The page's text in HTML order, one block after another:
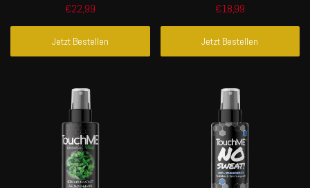
€22,99
Jetzt Bestellen
€18,99
Jetzt Bestellen